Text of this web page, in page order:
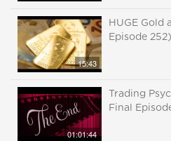
15:43
HUGE Gold
Episode 252)
01:01:44
Trading
Final